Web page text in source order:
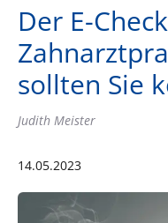
Der E-
sollten Sie
Judith Meister
14.05.2023